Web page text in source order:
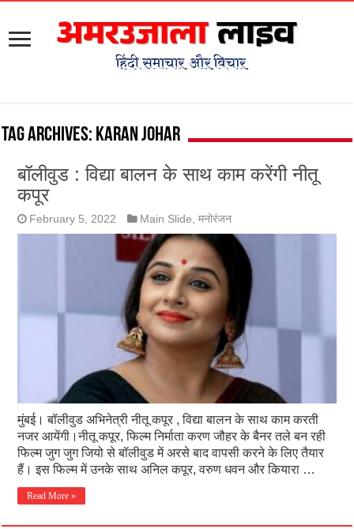
Tag Archives: Karan Johar
बॉलीवुड : विद्या बालन के साथ काम करेंगी नीतू
कपूर
February 5, 2022 Main Slide ,मनोरंजन
मुंबई। बॉलीवुड अभिनेत्री नीतू कपूर , विद्या बालन के साथ काम करती
नजर आयेंगी।नीतू कपूर, फिल्म निर्माता करण जौहर के बैनर तले बन रही
फिल्म जुग जुग जियो से बॉलीवुड में अरसे बाद वापसी करने के लिए तैयार
हैं। इस फिल्म में उनके साथ अनिल कपूर, वरुण धवन और कियारा …
Read More »